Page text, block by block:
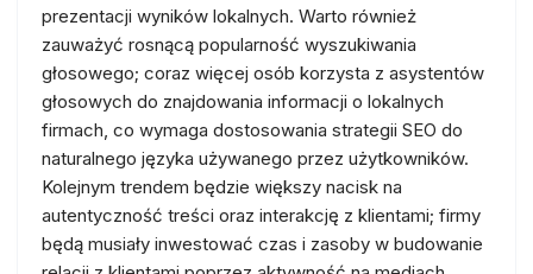
prezentacji wyników lokalnych. Warto również
zauważyć rosnącą popularność wyszukiwania
głosowego; coraz więcej osób korzysta z asystentów
głosowych do znajdowania informacji o lokalnych
firmach, co wymaga dostosowania strategii SEO do
naturalnego języka używanego przez użytkowników.
Kolejnym trendem będzie większy nacisk na
autentyczność treści oraz interakcję z klientami; firmy
będą musiały inwestować czas i zasoby w budowanie